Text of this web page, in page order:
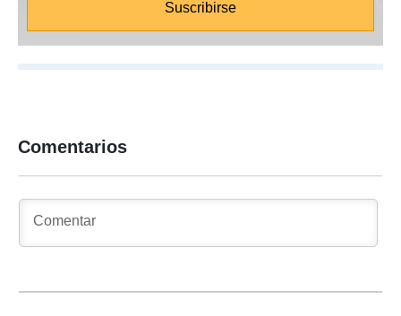
Comentarios